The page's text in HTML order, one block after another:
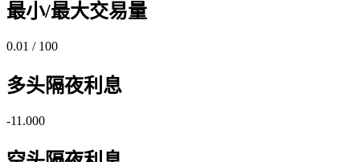
最小/最大交易量
0.01 / 100
多头隔夜利息
-11.000